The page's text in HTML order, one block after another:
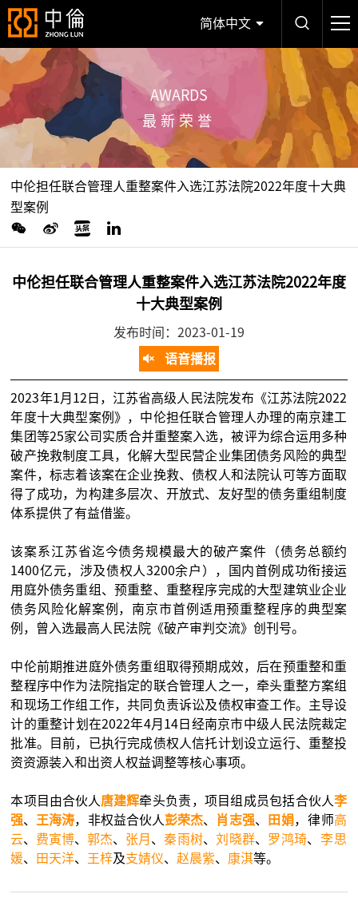
简体中文
AWARDS
最新荣誉
中伦担任联合管理人重整案件入选江苏法院2022年度十大典
型案例
中伦担任联合管理人重整案件入选江苏法院2022年度
十大典型案例
发布时间：2023-01-19
语音播报
2023年1月12日，江苏省高级人民法院发布《江苏法院2022
年度十大典型案例》，中伦担任联合管理人办理的南京建工
集团等25家公司实质合并重整案入选，被评为综合运用多种
破产挽救制度工具，化解大型民营企业集团债务风险的典型
案件，标志着该案在企业挽救、债权人和法院认可等方面取
得了成功，为构建多层次、开放式、友好型的债务重组制度
体系提供了有益借鉴。
该案系江苏省迄今债务规模最大的破产案件（债务总额约
1400亿元，涉及债权人3200余户），国内首例成功衔接运
用庭外债务重组、预重整、重整程序完成的大型建筑业企业
债务风险化解案例，南京市首例适用预重整程序的典型案
例，曾入选最高人民法院《破产审判交流》创刊号。
中伦前期推进庭外债务重组取得预期成效，后在预重整和重
整程序中作为法院指定的联合管理人之一，牵头重整方案组
和现场工作组工作，共同负责诉讼及债权审查工作。主导设
计的重整计划在2022年4月14日经南京市中级人民法院裁定
批准。目前，已执行完成债权人信托计划设立运行、重整投
资资源装入和出资人权益调整等核心事项。
本项目由合伙人 唐建辉牵头负责，项目组成员包括合伙人李
强、 王海涛，非权益合伙人 彭荣杰、 肖志强、 田娟，律师高
云、 费寅博、郭杰、 张月 、秦雨树、刘晓群、 罗鸿琦、李思
媛、 田天洋、 王梓及支婧仪、赵晨紫、 康淇等。